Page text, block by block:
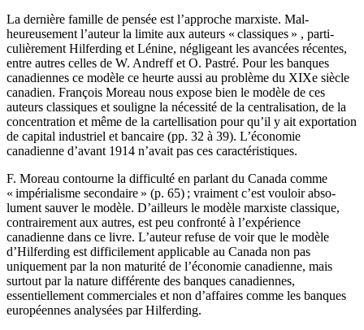
La dernière famille de pensée est l’approche marxiste. Mal­
heureusement l’auteur la limite aux auteurs « classiques » , parti­
culièrement Hilferding et Lénine, négligeant les avancées récentes,
entre autres celles de W. Andreff et O. Pastré. Pour les banques
canadiennes ce modèle ce heurte aussi au problème du XIXe siècle
canadien. François Moreau nous expose bien le modèle de ces
auteurs classiques et souligne la nécessité de la centralisation, de la
concentration et même de la cartellisation pour qu’il y ait exportation
de capital industriel et bancaire (pp. 32 à 39). L’économie
canadienne d’avant 1914 n’avait pas ces caractéristiques.
F. Moreau contourne la difficulté en parlant du Canada comme
« impérialisme secondaire » (p. 65) ; vraiment c’est vouloir abso­
lument sauver le modèle. D’ailleurs le modèle marxiste classique,
contrairement aux autres, est peu confronté à l’expérience
canadienne dans ce livre. L’auteur refuse de voir que le modèle
d’Hilferding est difficilement applicable au Canada non pas
uniquement par la non maturité de l’économie canadienne, mais
surtout par la nature différente des banques canadiennes,
essentiellement commerciales et non d’affaires comme les banques
européennes analysées par Hilferding.